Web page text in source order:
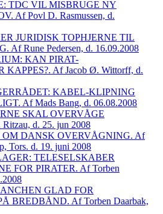
TDC VIL MISBRUGE NY
Af Povl D. Rasmussen, d.
JURIDISK TOPHJERNE TIL
Af Rune Pedersen, d. 16.09.2008
KAN PIRAT-
KAPPES?. Af Jacob Ø. Wittorff, d.
KABEL-KLIPNING
Af Mads Bang, d. 06.08.2008
SKAL OVERVÅGE
d. 25. jun 2008
OM DANSK OVERVÅGNING. Af
Tors. d. 19. juni 2008
TELESELSKABER
FOR PIRATER. Af Torben
GLAD FOR
BREDBÅND. Af Torben Daarbak,